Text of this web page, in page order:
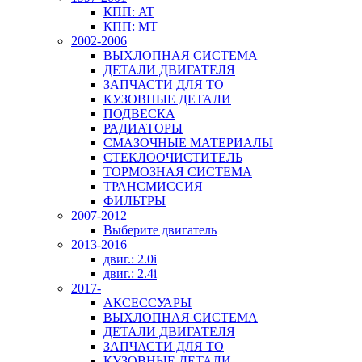
КПП: AT
КПП: MT
2002-2006
ВЫХЛОПНАЯ СИСТЕМА
ДЕТАЛИ ДВИГАТЕЛЯ
ЗАПЧАСТИ ДЛЯ ТО
КУЗОВНЫЕ ДЕТАЛИ
ПОДВЕСКА
РАДИАТОРЫ
СМАЗОЧНЫЕ МАТЕРИАЛЫ
СТЕКЛООЧИСТИТЕЛЬ
ТОРМОЗНАЯ СИСТЕМА
ТРАНСМИССИЯ
ФИЛЬТРЫ
2007-2012
Выберите двигатель
2013-2016
двиг.: 2.0i
двиг.: 2.4i
2017-
АКСЕССУАРЫ
ВЫХЛОПНАЯ СИСТЕМА
ДЕТАЛИ ДВИГАТЕЛЯ
ЗАПЧАСТИ ДЛЯ ТО